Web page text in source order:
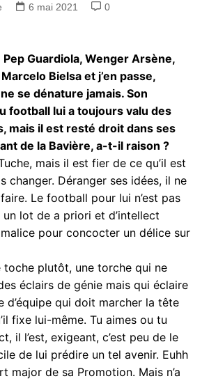
6 mai 2021
0
Guardiola, Wenger Arsène,
Bielsa et j’en passe,
se dénature jamais. Son
football lui a toujours valu des
mais il est resté droit dans ses
de la Bavière, a-t-il raison ?
mais il est fier de ce qu’il est
changer. Déranger ses idées, il ne
Le football pour lui n’est pas
un lot de a priori et d’intellect
pour concocter un délice sur
toche plutôt, une torche qui ne
éclairs de génie mais qui éclaire
d’équipe qui doit marcher la tête
fixe lui-même. Tu aimes ou tu
il l’est, exigeant, c’est peu de le
de lui prédire un tel avenir. Euhh
major de sa Promotion. Mais n’a